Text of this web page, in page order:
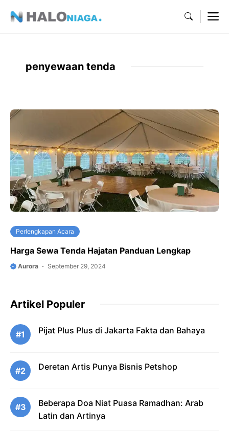
penyewaan tenda
Perlengkapan Acara
Harga Sewa Tenda Hajatan Panduan Lengkap
Aurora September 29, 2024
Artikel Populer
#1 Pijat Plus Plus di Jakarta Fakta dan Bahaya
#2 Deretan Artis Punya Bisnis Petshop
#3
Beberapa Doa Niat Puasa Ramadhan: Arab
Latin dan Artinya